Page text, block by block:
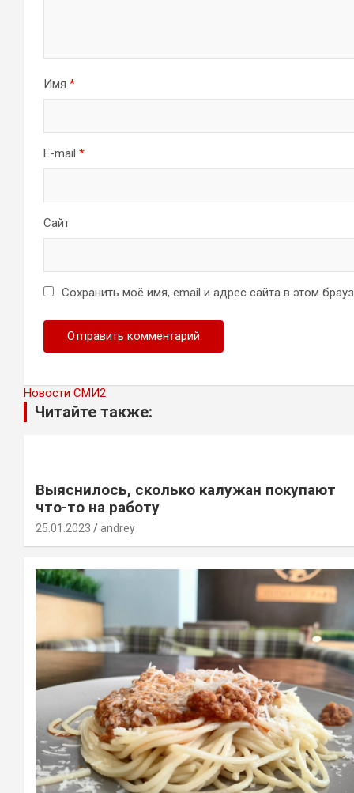
Имя *
E-mail *
Сайт
Сохранить моё имя, email и адрес сайта в этом
Новости СМИ2
Читайте также:
Выяснилось, сколько калужан покупают
что-то на работу
25.01.2023 andrey